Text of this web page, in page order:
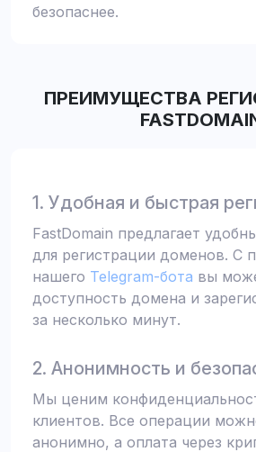
безопаснее.
ПРЕИМУЩЕСТВА
1. Удобная и быстрая
FastDomain предлагает
для регистрации доменов. С
нашего Telegram-бота вы
доступность домена и
за несколько минут.
2. Анонимность и
Мы ценим
клиентов. Все операции
анонимно, а оплата через